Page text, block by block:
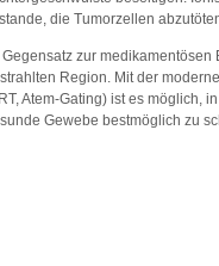
die Tumorzellen
Gegensatz zur
Region. Mit der
Atem-Gating) ist es möglich,
Gewebe bestmöglich zu